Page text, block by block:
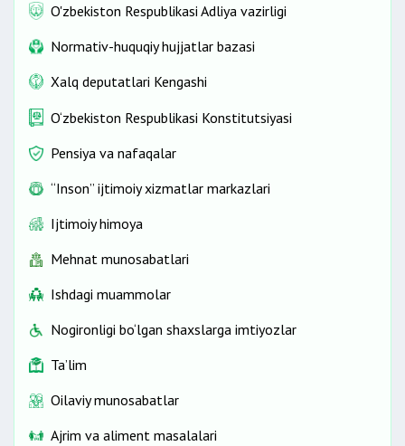
O'zbekiston Respublikasi Adliya vazirligi
Normativ-huquqiy hujjatlar bazasi
Xalq deputatlari Kengashi
O‘zbekiston Respublikasi Konstitutsiyasi
Pensiya va nafaqalar
“Inson” ijtimoiy xizmatlar markazlari
Ijtimoiy himoya
Mehnat munosabatlari
Ishdagi muammolar
Nogironligi bo‘lgan shaxslarga imtiyozlar
Ta’lim
Oilaviy munosabatlar
Ajrim va aliment masalalari